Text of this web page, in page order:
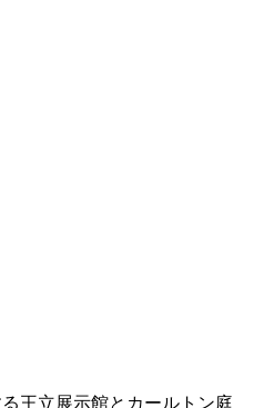
王立展示館とカールトン庭